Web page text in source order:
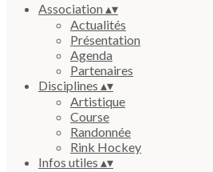
Association▴▾
Actualités
Présentation
Agenda
Partenaires
Disciplines ▴▾
Artistique
Course
Randonnée
Rink Hockey
Infos utiles ▴▾